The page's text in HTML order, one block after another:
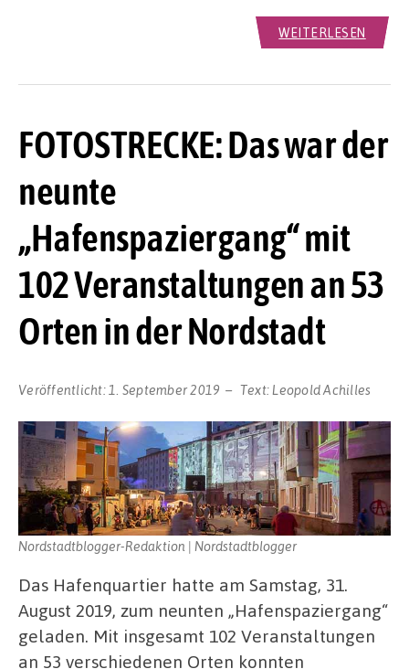
WEITERLESEN
FOTOSTRECKE: Das war der
neunte
„Hafenspaziergang“ mit
102 Veranstaltungen an 53
Orten in der Nordstadt
Veröffentlicht: 1. September 2019 Text:Leopold Achilles
Nordstadtblogger-Redaktion | Nordstadtblogger
Das Hafenquartier hatte am Samstag, 31.
August 2019, zum neunten „Hafenspaziergang“
geladen. Mit insgesamt 102 Veranstaltungen
an 53 verschiedenen Orten konnten